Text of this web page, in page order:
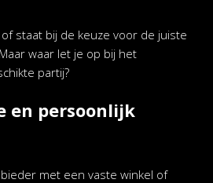
staat bij de keuze voor de juiste
waar let je op bij het
partij?
en persoonlijk
met een vaste winkel of